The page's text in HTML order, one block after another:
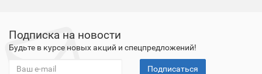
Подписка на новости
Будьте в курсе новых акций и спецпредложений!
Подписаться